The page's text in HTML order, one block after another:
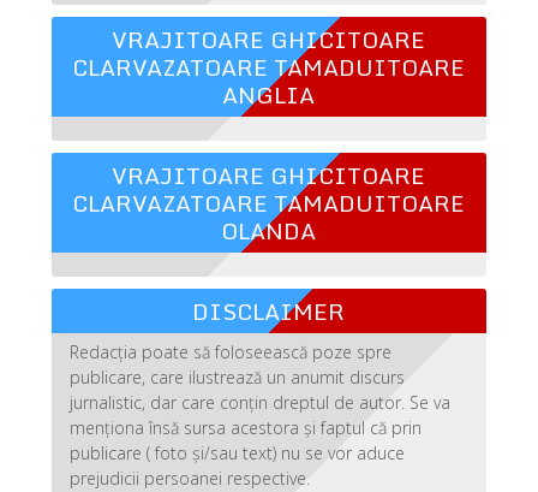
VRAJITOARE GHICITOARE
CLARVAZATOARE TAMADUITOARE
ANGLIA
VRAJITOARE GHICITOARE
CLARVAZATOARE TAMADUITOARE
OLANDA
DISCLAIMER
Redacția poate să foloseească poze spre
publicare, care ilustrează un anumit discurs
jurnalistic, dar care conțin dreptul de autor. Se va
menționa însă sursa acestora și faptul că prin
publicare ( foto și/sau text) nu se vor aduce
prejudicii persoanei respective.